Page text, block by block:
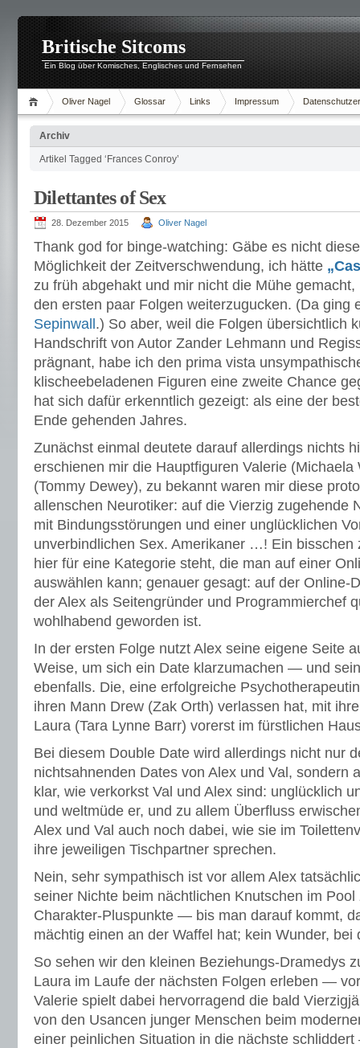
Britische Sitcoms
Ein Blog über Komisches, Englisches und Fernsehen
Oliver Nagel Glossar Links Impressum
Archiv
Artikel Tagged ‘Frances Conroy’
Dilettantes of Sex
28. Dezember 2015 Oliver Nagel
Thank god for binge-watching: Gäbe es nicht
Möglichkeit der Zeitverschwendung, ich hätte
zu früh abgehakt und mir nicht die Mühe
den ersten paar Folgen weiterzugucken. (Da ging
Sepinwall .) So aber, weil die Folgen übersichtlich
Handschrift von Autor Zander Lehmann und
prägnant, habe ich den prima vista
klischeebeladenen Figuren eine zweite Chance
hat sich dafür erkenntlich gezeigt: als eine der
Ende gehenden Jahres.
Zunächst einmal deutete darauf allerdings nichts
erschienen mir die Hauptfiguren Valerie (Michaela
(Tommy Dewey), zu bekannt waren mir diese
allenschen Neurotiker: auf die Vierzig zugehende
mit Bindungsstörungen und einer unglücklichen
unverbindlichen Sex. Amerikaner …! Ein bisschen
hier für eine Kategorie steht, die man auf einer
auswählen kann; genauer gesagt: auf der Online-
der Alex als Seitengründer und Programmierchef
wohlhabend geworden ist.
In der ersten Folge nutzt Alex seine eigene Seite
Weise, um sich ein Date klarzumachen — und
ebenfalls. Die, eine erfolgreiche
ihren Mann Drew (Zak Orth) verlassen hat, mit
Laura (Tara Lynne Barr) vorerst im fürstlichen
Bei diesem Double Date wird allerdings nicht nur
nichtsahnenden Dates von Alex und Val, sondern
klar, wie verkorkst Val und Alex sind: unglücklich
und weltmüde er, und zu allem Überfluss
Alex und Val auch noch dabei, wie sie im
ihre jeweiligen Tischpartner sprechen.
Nein, sehr sympathisch ist vor allem Alex
seiner Nichte beim nächtlichen Knutschen im
Charakter-Pluspunkte — bis man darauf kommt,
mächtig einen an der Waffel hat; kein Wunder, bei
So sehen wir den kleinen Beziehungs-Dramedys
Laura im Laufe der nächsten Folgen erleben —
Valerie spielt dabei hervorragend die bald
von den Usancen junger Menschen beim
einer peinlichen Situation in die nächste